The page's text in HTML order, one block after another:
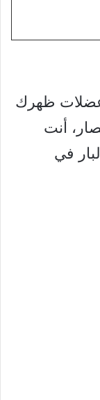
ظهرك
أنت
في